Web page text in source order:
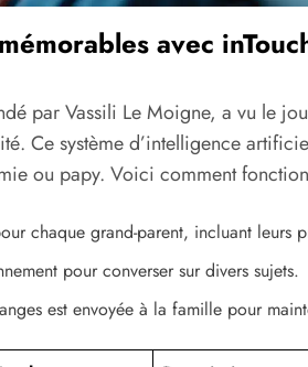
avec
par Vassili Le Moigne, a vu le
Ce système d’intelligence
ou papy. Voici comment
chaque grand-parent, incluant leurs
pour converser sur divers sujets.
est envoyée à la famille pour